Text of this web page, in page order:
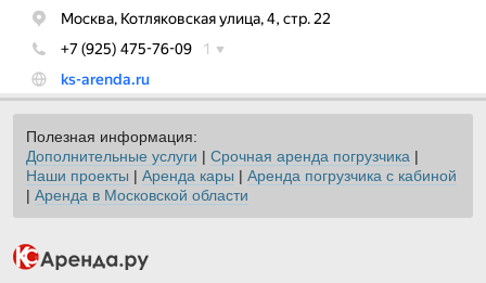
Полезная информация:
Дополнительные услуги | Срочная аренда погрузчика |
Наши проекты | Аренда кары | Аренда погрузчика с кабиной
| Аренда в Московской области